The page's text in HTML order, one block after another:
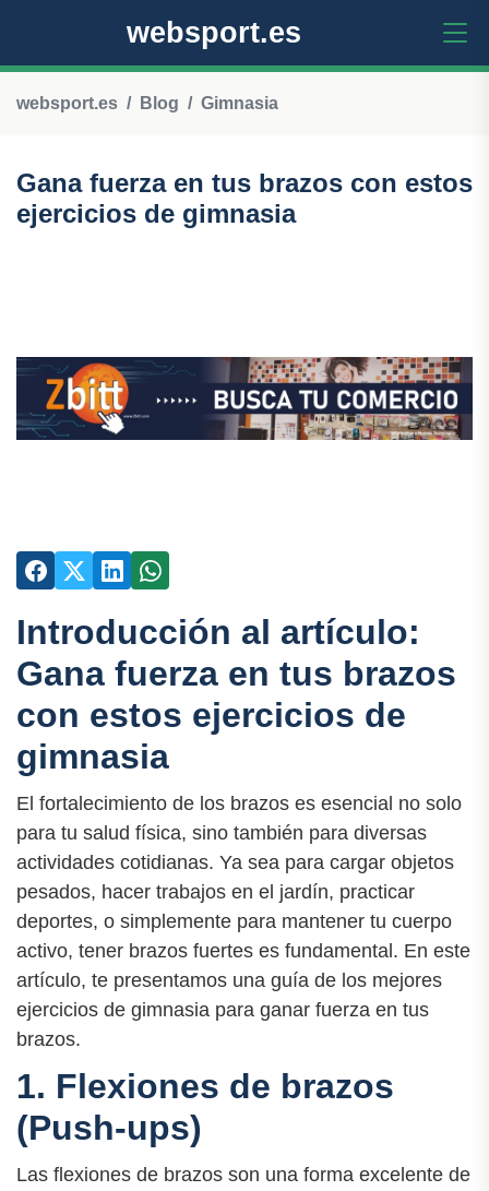
websport.es
websport.es Blog Gimnasia
Gana fuerza en tus brazos con estos
ejercicios de gimnasia
Introducción al artículo:
Gana fuerza en tus brazos
con estos ejercicios de
gimnasia
El fortalecimiento de los brazos es esencial no solo
para tu salud física, sino también para diversas
actividades cotidianas. Ya sea para cargar objetos
pesados, hacer trabajos en el jardín, practicar
deportes, o simplemente para mantener tu cuerpo
activo, tener brazos fuertes es fundamental. En este
artículo, te presentamos una guía de los mejores
ejercicios de gimnasia para ganar fuerza en tus
brazos.
1. Flexiones de brazos
(Push-ups)
Las flexiones de brazos son una forma excelente de